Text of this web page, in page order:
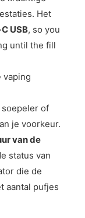
Het
USB, so you
until the fill
vaping
of
je voorkeur.
van de
status van
die de
aantal pufjes